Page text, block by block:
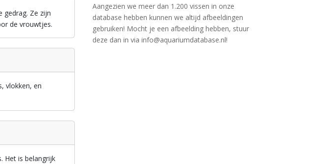
Aangezien we meer dan 1.200 vissen in onze
database hebben kunnen we altijd afbeeldingen
gebruiken! Mocht je een afbeelding hebben, stuur
deze dan in via info@aquariumdatabase.nl!
gedrag. Ze zijn
de vrouwtjes.
vlokken, en
Het is belangrijk